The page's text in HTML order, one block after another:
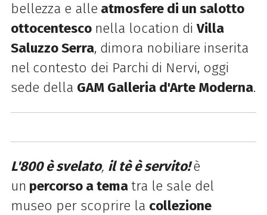
bellezza e alle atmosfere di un salotto
ottocentesco nella location diVilla
Saluzzo Serra, dimora nobiliare inserita
nel contesto dei Parchi di Nervi, oggi
sede della GAM Galleria d'Arte Moderna.
L'800 è svelato, il tè è servito!è
un percorso a tematra le sale del
museo per scoprire la collezione